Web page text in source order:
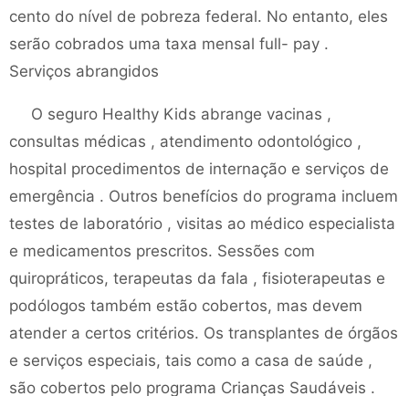
cento do nível de pobreza federal. No entanto, eles
serão cobrados uma taxa mensal full- pay .
Serviços abrangidos
O seguro Healthy Kids abrange vacinas ,
consultas médicas , atendimento odontológico ,
hospital procedimentos de internação e serviços de
emergência . Outros benefícios do programa incluem
testes de laboratório , visitas ao médico especialista
e medicamentos prescritos. Sessões com
quiropráticos, terapeutas da fala , fisioterapeutas e
podólogos também estão cobertos, mas devem
atender a certos critérios. Os transplantes de órgãos
e serviços especiais, tais como a casa de saúde ,
são cobertos pelo programa Crianças Saudáveis ​​.